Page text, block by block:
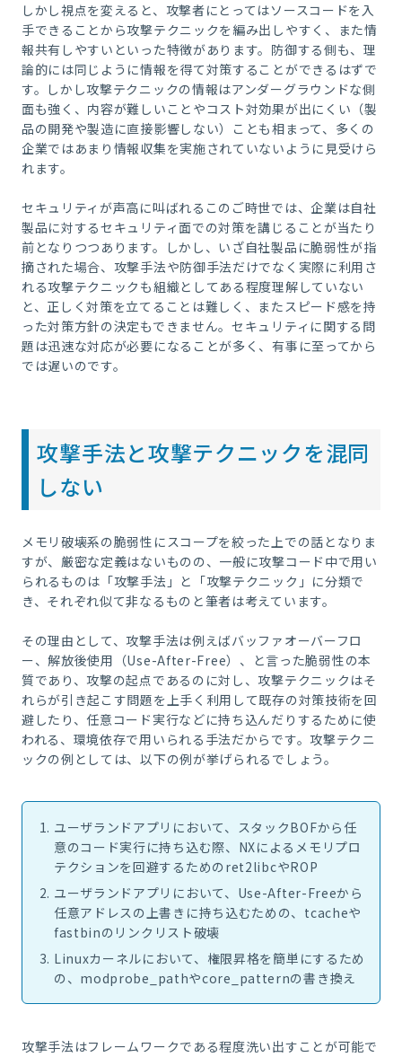
しかし視点を変えると、攻撃者にとってはソースコードを入
手できることから攻撃テクニックを編み出しやすく、また情
報共有しやすいといった特徴があります。防御する側も、理
論的には同じように情報を得て対策することができるはずで
す。しかし攻撃テクニックの情報はアンダーグラウンドな側
面も強く、内容が難しいことやコスト対効果が出にくい（製
品の開発や製造に直接影響しない）ことも相まって、多くの
企業ではあまり情報収集を実施されていないように見受けら
れます。
セキュリティが声高に叫ばれるこのご時世では、企業は自社
製品に対するセキュリティ面での対策を講じることが当たり
前となりつつあります。しかし、いざ自社製品に脆弱性が指
摘された場合、攻撃手法や防御手法だけでなく実際に利用さ
れる攻撃テクニックも組織としてある程度理解していない
と、正しく対策を立てることは難しく、またスピード感を持
った対策方針の決定もできません。セキュリティに関する問
題は迅速な対応が必要になることが多く、有事に至ってから
では遅いのです。
攻撃手法と攻撃テクニックを混同
しない
メモリ破壊系の脆弱性にスコープを絞った上での話となりま
すが、厳密な定義はないものの、一般に攻撃コード中で用い
られるものは「攻撃手法」と「攻撃テクニック」に分類で
き、それぞれ似て非なるものと筆者は考えています。
その理由として、攻撃手法は例えばバッファオーバーフロ
ー、解放後使用（Use-After-Free）、と言った脆弱性の本
質であり、攻撃の起点であるのに対し、攻撃テクニックはそ
れらが引き起こす問題を上手く利用して既存の対策技術を回
避したり、任意コード実行などに持ち込んだりするために使
われる、環境依存で用いられる手法だからです。攻撃テクニ
ックの例としては、以下の例が挙げられるでしょう。
ユーザランドアプリにおいて、スタックBOFから任
意のコード実行に持ち込む際、NXによるメモリプロ
テクションを回避するためのret2libcやROP
ユーザランドアプリにおいて、Use-After-Freeから
任意アドレスの上書きに持ち込むための、tcacheや
fastbinのリンクリスト破壊
Linuxカーネルにおいて、権限昇格を簡単にするため
の、modprobe_pathやcore_patternの書き換え
攻撃手法はフレームワークである程度洗い出すことが可能で